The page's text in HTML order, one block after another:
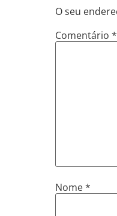
O seu
Comentário *
Nome*